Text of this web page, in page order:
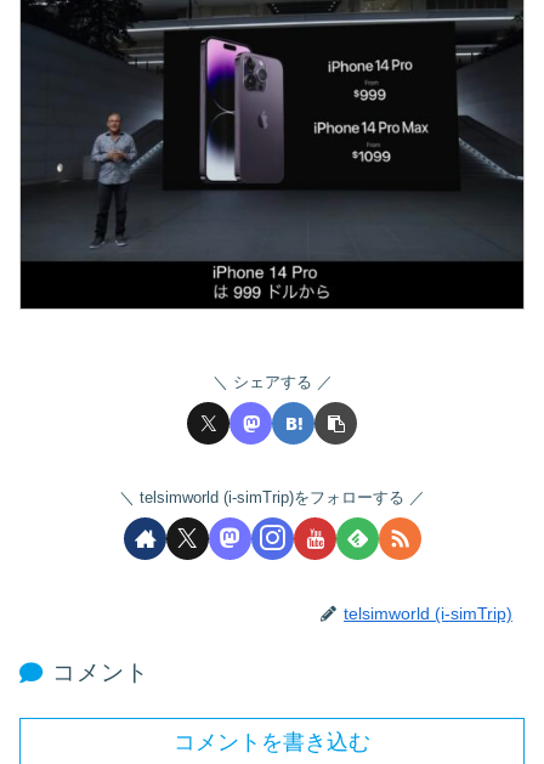
シェアする
telsimworld (i-simTrip)をフォローする
telsimworld (i-simTrip)
コメント
コメントを書き込む